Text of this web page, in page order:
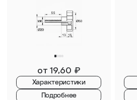
от 19,60 ₽
Характеристики
Подробнее